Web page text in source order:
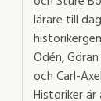
lärare till
Odén,
och Carl-
Historiker